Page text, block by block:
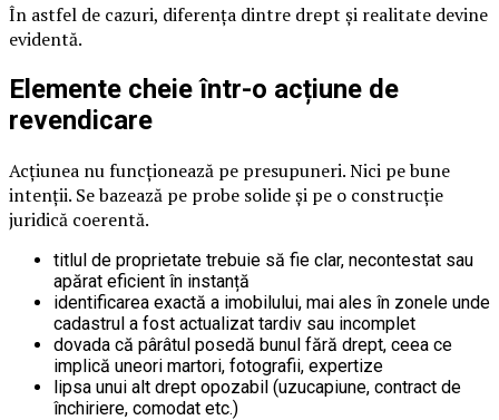
În astfel de cazuri, diferența dintre drept și realitate devine
evidentă.
Elemente cheie într-o acțiune de
revendicare
Acțiunea nu funcționează pe presupuneri. Nici pe bune
intenții. Se bazează pe probe solide și pe o construcție
juridică coerentă.
titlul de proprietate trebuie să fie clar, necontestat sau
apărat eficient în instanță
identificarea exactă a imobilului, mai ales în zonele unde
cadastrul a fost actualizat tardiv sau incomplet
dovada că pârâtul posedă bunul fără drept, ceea ce
implică uneori martori, fotografii, expertize
lipsa unui alt drept opozabil (uzucapiune, contract de
închiriere, comodat etc.)